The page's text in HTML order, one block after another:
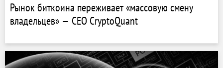
Рынок биткоина переживает «массовую смену
владельцев» — CEO CryptoQuant